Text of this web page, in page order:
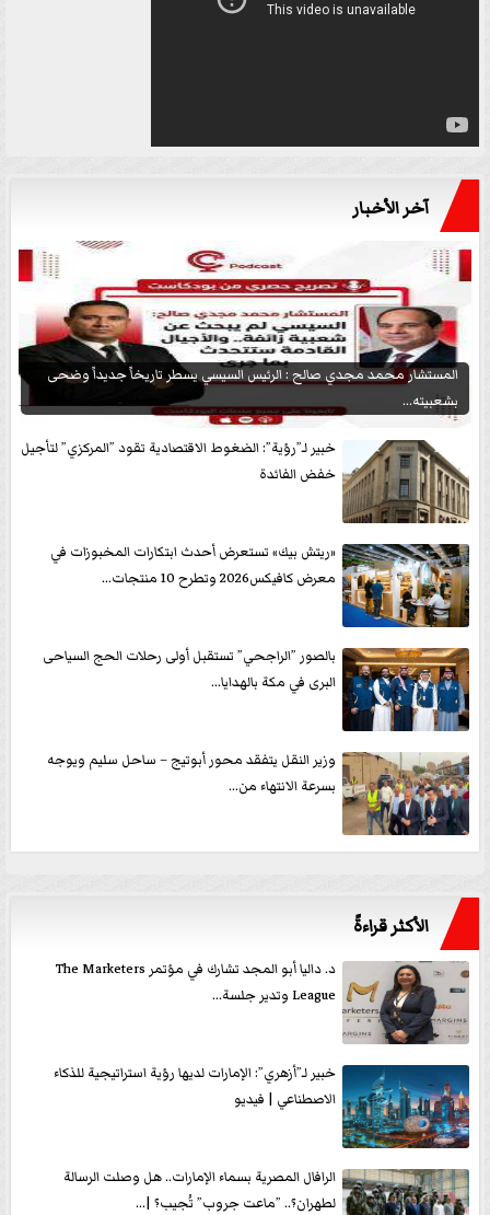
آخر الأخبار
المستشار محمد مجدي صالح : الرئيس السيسي يسطر تاريخاً جديداً وضحى
بشعبيته...
خبير لـ”رؤية”: الضغوط الاقتصادية تقود ”المركزي” لتأجيل
خفض الفائدة
«ريتش بيك» تستعرض أحدث ابتكارات المخبوزات في
معرض كافيكس2026 وتطرح 10 منتجات...
بالصور ”الراجحي” تستقبل أولى رحلات الحج السياحى
البرى في مكة بالهدايا...
وزير النقل يتفقد محور أبوتيج – ساحل سليم ويوجه
بسرعة الانتهاء من...
الأكثر قراءةً
د. داليا أبو المجد تشارك في مؤتمر The Marketers
League وتدير جلسة...
خبير لـ”أزهري”: الإمارات لديها رؤية استراتيجية للذكاء
الاصطناعي | فيديو
الرافال المصرية بسماء الإمارات.. هل وصلت الرسالة
لطهران؟.. ”ماعت جروب” تُجيب؟ |...